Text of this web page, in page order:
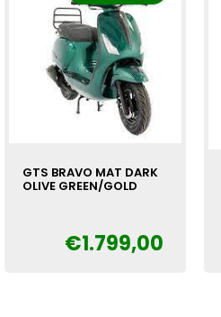
GTS BRAVO MAT DARK
OLIVE GREEN/GOLD
Oorspronkelijke
prijs
€1.799,00
Huidige
prijs